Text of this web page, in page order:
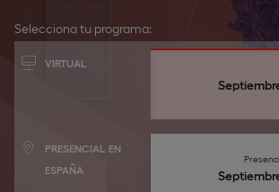
Selecciona tu programa:
VIRTUAL
PRESENCIAL EN
ESPAÑA